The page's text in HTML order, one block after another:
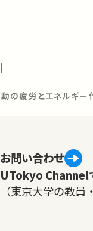
の疲労とエネルギー
お問い合わせ
UTokyo Channel
（東京大学の教員